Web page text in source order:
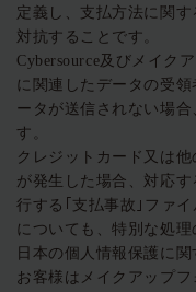
定義し、支払方法に関
対抗することです。
Cybersource及びメイク
に関連したデータの受
ータが送信されない場
す。
クレジットカード又は
が発生した場合、対応す
行する｢支払事故｣ファ
についても、特別な処理
日本の個人情報保護に
お客様はメイクアップ